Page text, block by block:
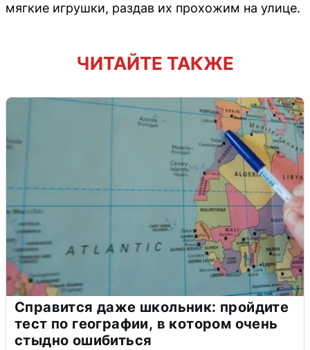
мягкие игрушки, раздав их прохожим на улице.
ЧИТАЙТЕ ТАКЖЕ
Справится даже школьник: пройдите
тест по географии, в котором очень
стыдно ошибиться